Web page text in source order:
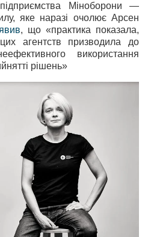
Міноборони —
яке наразі очолює Арсен
, що «практика показала,
агентств призводила до
використання
рішень»